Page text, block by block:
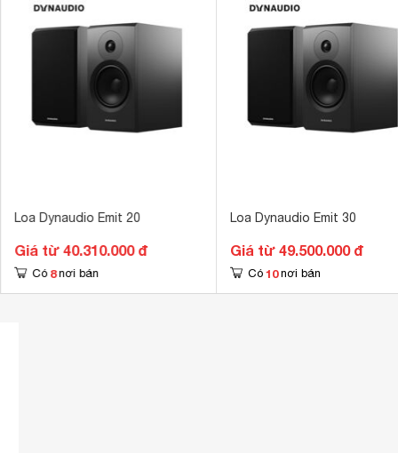
Loa Dynaudio Emit 20
Giá từ 40.310.000 đ
Có 8 nơi bán
Loa Dynaudio Emit 30
Giá từ 49.500.000 đ
Có 10 nơi bán